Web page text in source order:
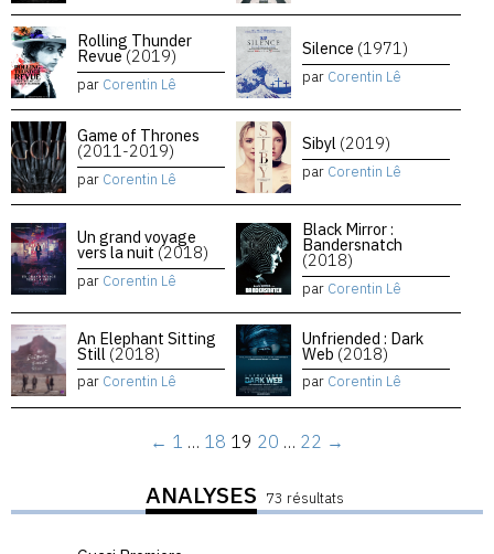
Rolling Thunder
Revue(2019)
par Corentin Lê
Silence (1971)
par Corentin Lê
Game of Thrones
(2011-2019)
par Corentin Lê
Sibyl (2019)
par Corentin Lê
Un grand voyage
vers la nuit (2018)
par Corentin Lê
Black Mirror :
Bandersnatch
(2018)
par Corentin Lê
An Elephant Sitting
Still (2018)
par Corentin Lê
Unfriended : Dark
Web (2018)
par Corentin Lê
← 1 … 18 19 20 … 22 →
ANALYSES 73 résultats